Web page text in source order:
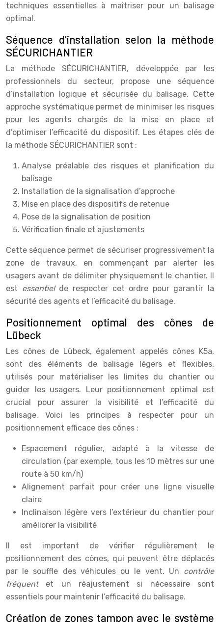
techniques essentielles à maîtriser pour un balisage
optimal.
Séquence d’installation selon la méthode
SÉCURICHANTIER
La méthode SÉCURICHANTIER, développée par les
professionnels du secteur, propose une séquence
d’installation logique et sécurisée du balisage. Cette
approche systématique permet de minimiser les risques
pour les agents chargés de la mise en place et
d’optimiser l’efficacité du dispositif. Les étapes clés de
la méthode SÉCURICHANTIER sont :
Analyse préalable des risques et planification du
balisage
Installation de la signalisation d’approche
Mise en place des dispositifs de retenue
Pose de la signalisation de position
Vérification finale et ajustements
Cette séquence permet de sécuriser progressivement la
zone de travaux, en commençant par alerter les
usagers avant de délimiter physiquement le chantier. Il
est essentiel de respecter cet ordre pour garantir la
sécurité des agents et l’efficacité du balisage.
Positionnement optimal des cônes de
Lübeck
Les cônes de Lübeck, également appelés cônes K5a,
sont des éléments de balisage légers et flexibles,
utilisés pour matérialiser les limites du chantier ou
guider les usagers. Leur positionnement optimal est
crucial pour assurer la visibilité et l’efficacité du
balisage. Voici les principes à respecter pour un
positionnement efficace des cônes :
Espacement régulier, adapté à la vitesse de
circulation (par exemple, tous les 10 mètres sur une
route à 50 km/h)
Alignement parfait pour créer une ligne visuelle
claire
Inclinaison légère vers l’extérieur du chantier pour
améliorer la visibilité
Il est important de vérifier régulièrement le
positionnement des cônes, qui peuvent être déplacés
par le souffle des véhicules ou le vent. Un contrôle
fréquent et un réajustement si nécessaire sont
essentiels pour maintenir l’efficacité du balisage.
Création de zones tampon avec le système